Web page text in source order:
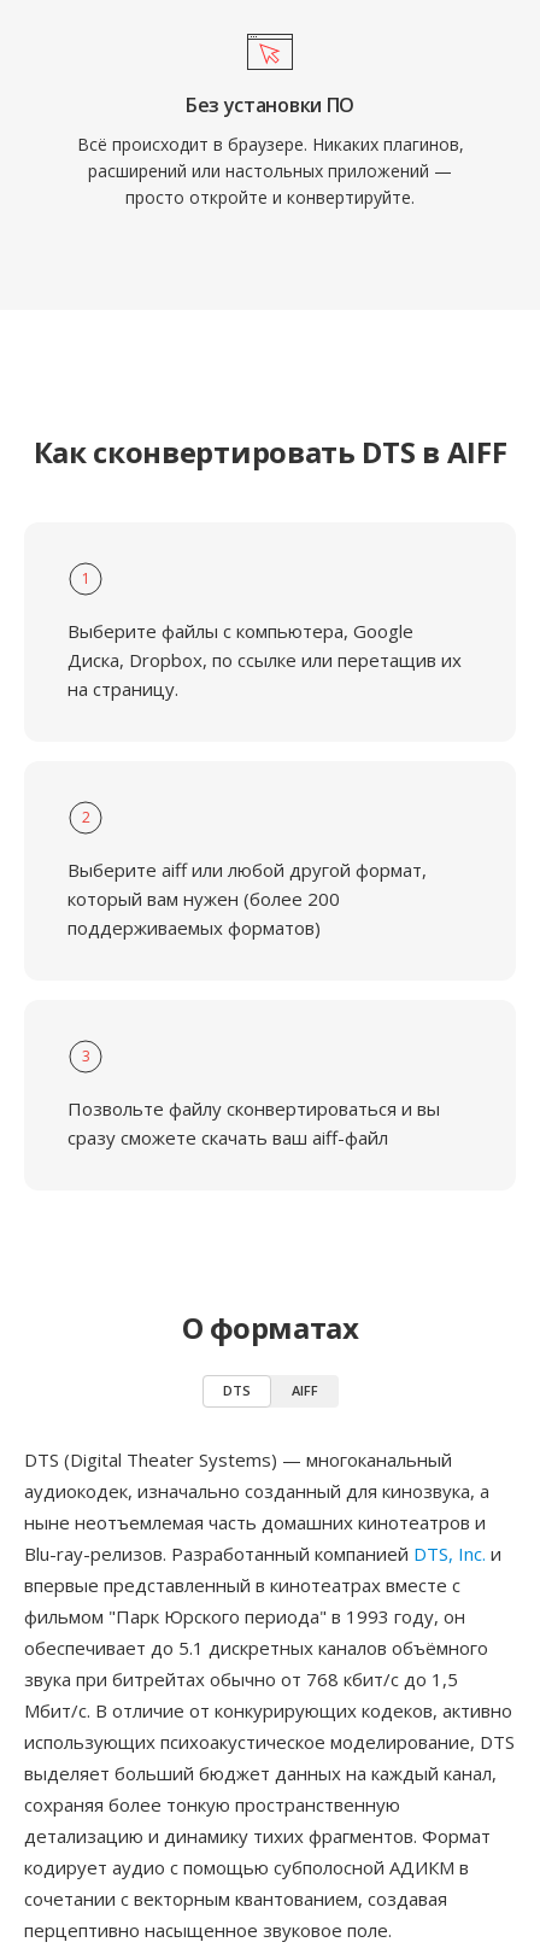
Без установки ПО
Всё происходит в браузере. Никаких плагинов,
расширений или настольных приложений —
просто откройте и конвертируйте.
Как сконвертировать DTS в AIFF
1
Выберите файлы с компьютера, Google
Диска, Dropbox, по ссылке или перетащив их
на страницу.
2
Выберите aiff или любой другой формат,
который вам нужен (более 200
поддерживаемых форматов)
3
Позвольте файлу сконвертироваться и вы
сразу сможете скачать ваш aiff-файл
О форматах
DTS AIFF
DTS (Digital Theater Systems) — многоканальный
аудиокодек, изначально созданный для кинозвука, а
ныне неотъемлемая часть домашних кинотеатров и
Blu-ray-релизов. Разработанный компанией DTS, Inc. и
впервые представленный в кинотеатрах вместе с
фильмом "Парк Юрского периода" в 1993 году, он
обеспечивает до 5.1 дискретных каналов объёмного
звука при битрейтах обычно от 768 кбит/с до 1,5
Мбит/с. В отличие от конкурирующих кодеков, активно
использующих психоакустическое моделирование, DTS
выделяет больший бюджет данных на каждый канал,
сохраняя более тонкую пространственную
детализацию и динамику тихих фрагментов. Формат
кодирует аудио с помощью субполосной АДИКМ в
сочетании с векторным квантованием, создавая
перцептивно насыщенное звуковое поле.